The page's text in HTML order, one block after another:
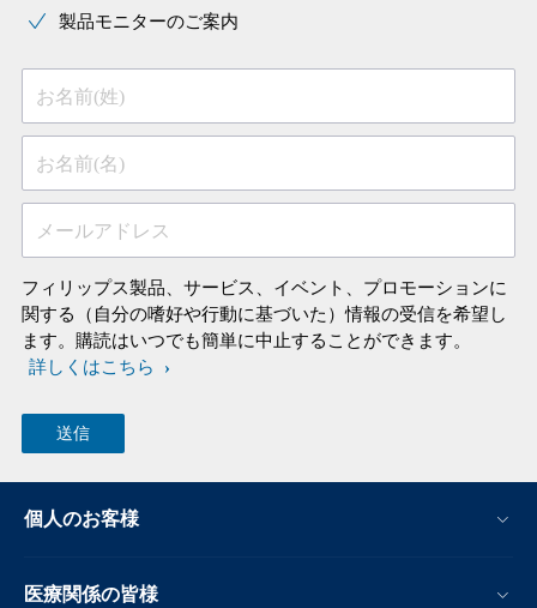
製品モニターのご案内
お名前(姓)
お名前(名)
メールアドレス
フィリップス製品、サービス、イベント、プロモーションに
関する（自分の嗜好や行動に基づいた）情報の受信を希望し
ます。購読はいつでも簡単に中止することができます。
詳しくはこちら
個人のお客様
医療関係の皆様